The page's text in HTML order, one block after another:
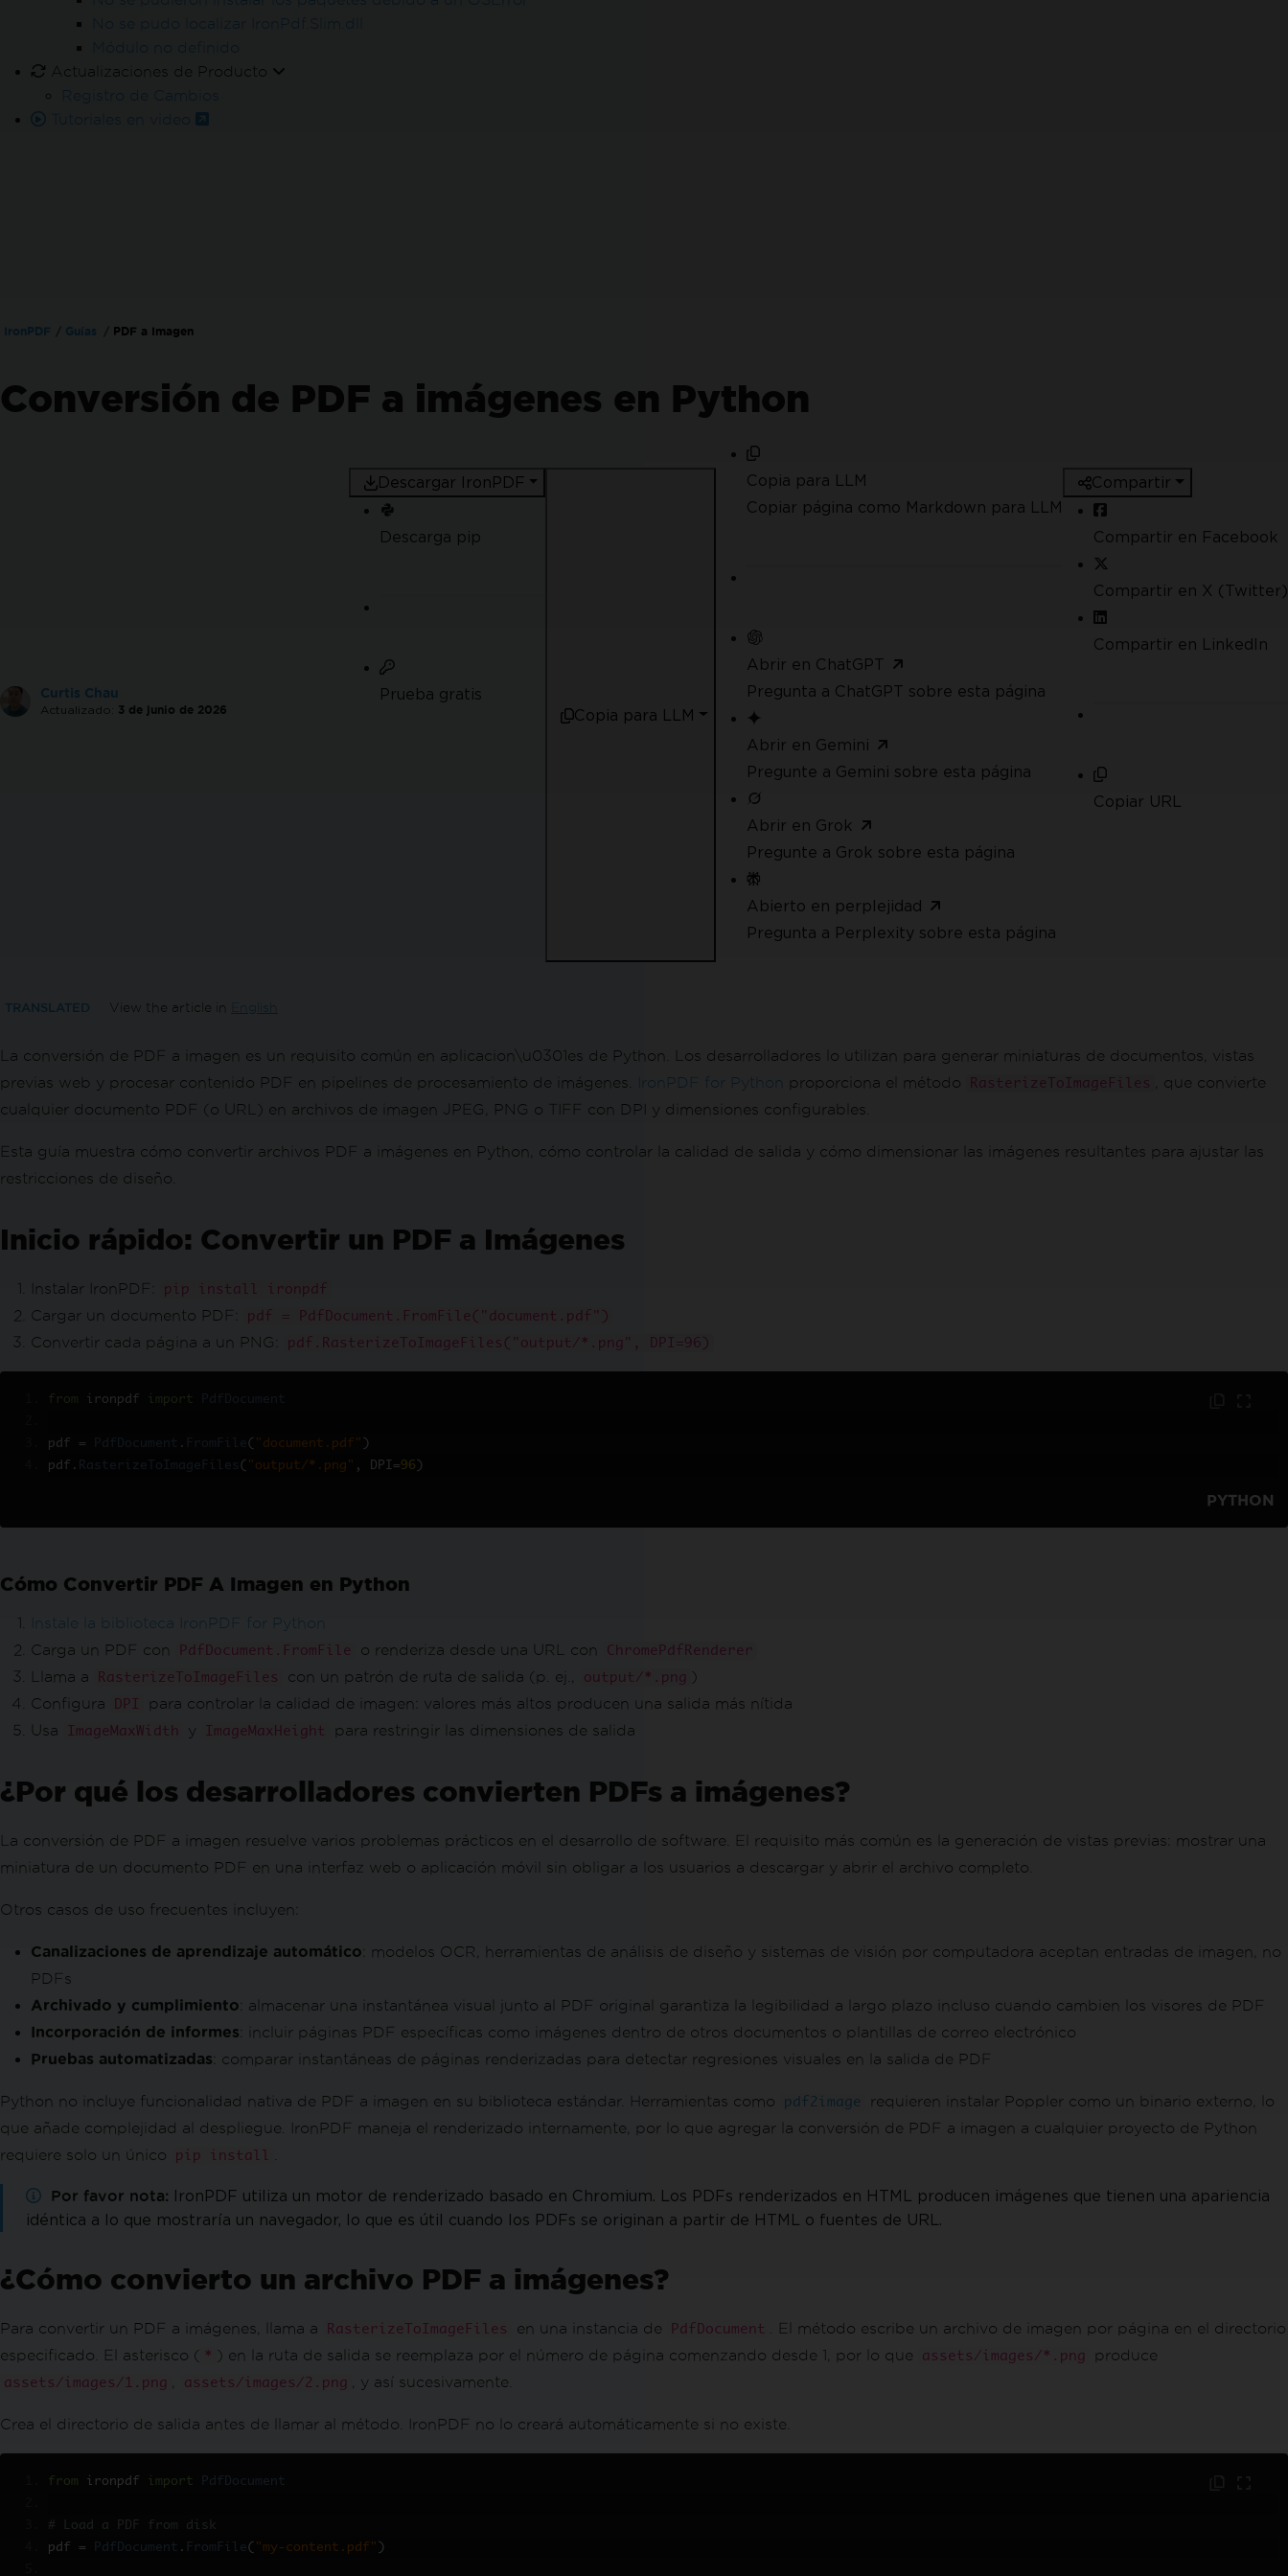
No se pudo localizar IronPdf.Slim.dll
Módulo no definido
Actualizaciones de Producto
Registro de Cambios
Tutoriales en video
IronPDF Guías PDF a Imagen
Conversión de PDF a imágenes en Python
Curtis Chau
Actualizado: 3 de junio de 2026
Descargar IronPDF
Descarga pip
Prueba gratis
Copia para LLM
Copia para LLM
Copiar página como Markdown para LLM
Abrir en ChatGPT
Pregunta a ChatGPT sobre esta página
Abrir en Gemini
Pregunte a Gemini sobre esta página
Abrir en Grok
Pregunte a Grok sobre esta página
Abierto en perplejidad
Pregunta a Perplexity sobre esta página
Compartir
Compartir en Facebook
Compartir en X (Twitter)
Compartir en LinkedIn
Copiar URL
TRANSLATED View the article in English
La conversión de PDF a imagen es un requisito común en aplicacion\u0301es de Python. Los desarrolladores lo utilizan para generar miniaturas de documentos, vistas
previas web y procesar contenido PDF en pipelines de procesamiento de imágenes.
IronPDF for Python proporciona el método RasterizeToImageFiles
, que convierte
cualquier documento PDF (o URL) en archivos de imagen JPEG, PNG o TIFF con DPI y dimensiones configurables.
Esta guía muestra cómo convertir archivos PDF a imágenes en Python, cómo controlar la calidad de salida y cómo dimensionar las imágenes resultantes para ajustar las
restricciones de diseño.
Inicio rápido: Convertir un PDF a Imágenes
Instalar IronPDF: pip install ironpdf
Cargar un documento PDF: pdf = PdfDocument.FromFile("document.pdf")
Convertir cada página a un PNG: pdf.RasterizeToImageFiles("output/*.png", DPI=96)
from ironpdf import PdfDocument
pdf = PdfDocument . FromFile ( "document.pdf" )
pdf . RasterizeToImageFiles ( "output/*.png" , DPI=96 )
PYTHON
Cómo Convertir PDF A Imagen en Python
Instale la biblioteca IronPDF for Python
Carga un PDF con
PdfDocument.FromFile o renderiza desde una URL con ChromePdfRenderer
Llama a RasterizeToImageFiles con un patrón de ruta de salida (p. ej., output/*.png )
Configura
DPI
para controlar la calidad de imagen: valores más altos producen una salida más nítida
Usa
ImageMaxWidth y ImageMaxHeight para restringir las dimensiones de salida
¿Por qué los desarrolladores convierten PDFs a imágenes?
La conversión de PDF a imagen resuelve varios problemas prácticos en el desarrollo de software. El requisito más común es la generación de vistas previas: mostrar una
miniatura de un documento PDF en una interfaz web o aplicación móvil sin obligar a los usuarios a descargar y abrir el archivo completo.
Otros casos de uso frecuentes incluyen:
Canalizaciones de aprendizaje automático: modelos OCR, herramientas de análisis de diseño y sistemas de visión por computadora aceptan entradas de imagen, no
PDFs
Archivado y cumplimiento: almacenar una instantánea visual junto al PDF original garantiza la legibilidad a largo plazo incluso cuando cambien los visores de PDF
Incorporación de informes: incluir páginas PDF específicas como imágenes dentro de otros documentos o plantillas de correo electrónico
Pruebas automatizadas: comparar instantáneas de páginas renderizadas para detectar regresiones visuales en la salida de PDF
Python no incluye funcionalidad nativa de PDF a imagen en su biblioteca estándar. Herramientas como pdf2image
requieren instalar Poppler como un binario externo, lo
que añade complejidad al despliegue. IronPDF maneja el renderizado internamente, por lo que agregar la conversión de PDF a imagen a cualquier proyecto de Python
requiere solo un único
pip install
Por favor nota
IronPDF utiliza un motor de renderizado basado en Chromium. Los PDFs renderizados en HTML producen imágenes que tienen una apariencia
idéntica a lo que mostraría un navegador, lo que es útil cuando los PDFs se originan a partir de HTML o fuentes de URL.
¿Cómo convierto un archivo PDF a imágenes?
Para convertir un PDF a imágenes, llama a RasterizeToImageFiles en una instancia de PdfDocument
. El método escribe un archivo de imagen por página en el directorio
especificado. El asterisco ( * ) en la ruta de salida se reemplaza por el número de página comenzando desde 1, por lo que assets/images/*.png produce
assets/images/1.png assets/images/2.png , y así sucesivamente.
Crea el directorio de salida antes de llamar al método. IronPDF no lo creará automáticamente si no existe.
from ironpdf import PdfDocument
# Load a PDF from disk
pdf = PdfDocument . FromFile( "my-content.pdf" )